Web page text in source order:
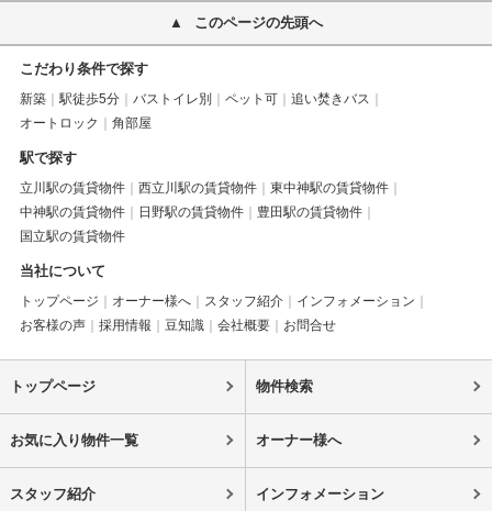
このページの先頭へ
こだわり条件で探す
新築 駅徒歩5分 バストイレ別 ペット可
追い焚きバス
オートロック
角部屋
駅で探す
立川駅の賃貸物件 西立川駅の賃貸物件
東中神駅の賃貸物件
中神駅の賃貸物件
日野駅の賃貸物件
豊田駅の賃貸物件
国立駅の賃貸物件
当社について
トップページ オーナー様へ スタッフ紹介
インフォメーション
お客様の声
採用情報 豆知識 会社概要 お問合せ
トップページ 物件検索
お気に入り物件一覧 オーナー様へ
スタッフ紹介 インフォメーション